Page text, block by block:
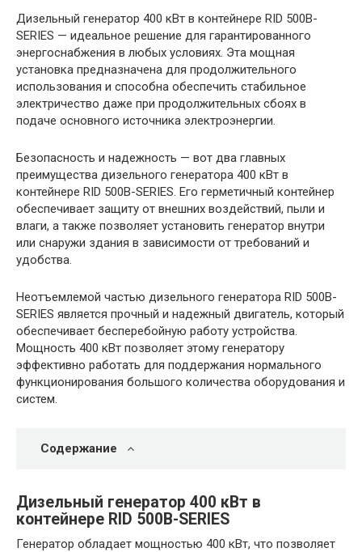
Дизельный генератор 400 кВт в контейнере RID 500B-
SERIES — идеальное решение для гарантированного
энергоснабжения в любых условиях. Эта мощная
установка предназначена для продолжительного
использования и способна обеспечить стабильное
электричество даже при продолжительных сбоях в
подаче основного источника электроэнергии.
Безопасность и надежность — вот два главных
преимущества дизельного генератора 400 кВт в
контейнере RID 500B-SERIES. Его герметичный контейнер
обеспечивает защиту от внешних воздействий, пыли и
влаги, а также позволяет установить генератор внутри
или снаружи здания в зависимости от требований и
удобства.
Неотъемлемой частью дизельного генератора RID 500B-
SERIES является прочный и надежный двигатель, который
обеспечивает бесперебойную работу устройства.
Мощность 400 кВт позволяет этому генератору
эффективно работать для поддержания нормального
функционирования большого количества оборудования и
систем.
Содержание
Дизельный генератор 400 кВт в
контейнере RID 500B-SERIES
Генератор обладает мощностью 400 кВт, что позволяет